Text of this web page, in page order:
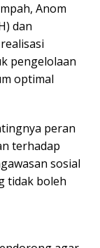
Anom
dan
pengelolaan
optimal
peran
terhadap
sosial
tidak boleh